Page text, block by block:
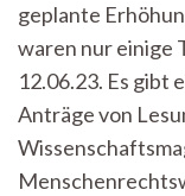
geplante
waren nur einige
12.06.23. Es gibt
Anträge von